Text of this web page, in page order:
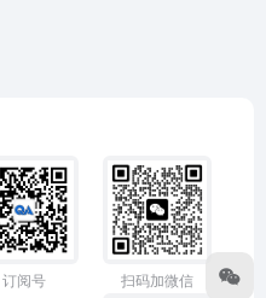
订阅号 扫码加微信